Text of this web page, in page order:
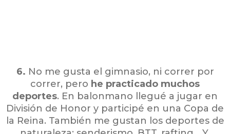
6. No me gusta el gimnasio, ni correr por
correr, pero he practicado muchos
deportes. En balonmano llegué a jugar en
División de Honor y participé en una Copa de
la Reina. También me gustan los deportes de